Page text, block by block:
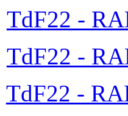
TdF22 -
TdF22 -
TdF22 -